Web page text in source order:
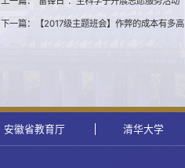
下一篇：【2017级主题班会】作弊的成本有多高
安徽省教育厅 清华大学